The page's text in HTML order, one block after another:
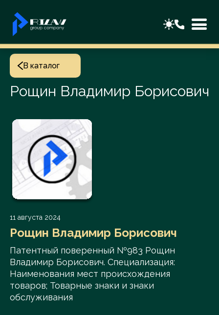
В каталог
Рощин Владимир Борисович
11 августа 2024
Рощин Владимир Борисович
Патентный поверенный №983 Рощин
Владимир Борисович. Специализация:
Наименования мест происхождения
товаров; Товарные знаки и знаки
обслуживания